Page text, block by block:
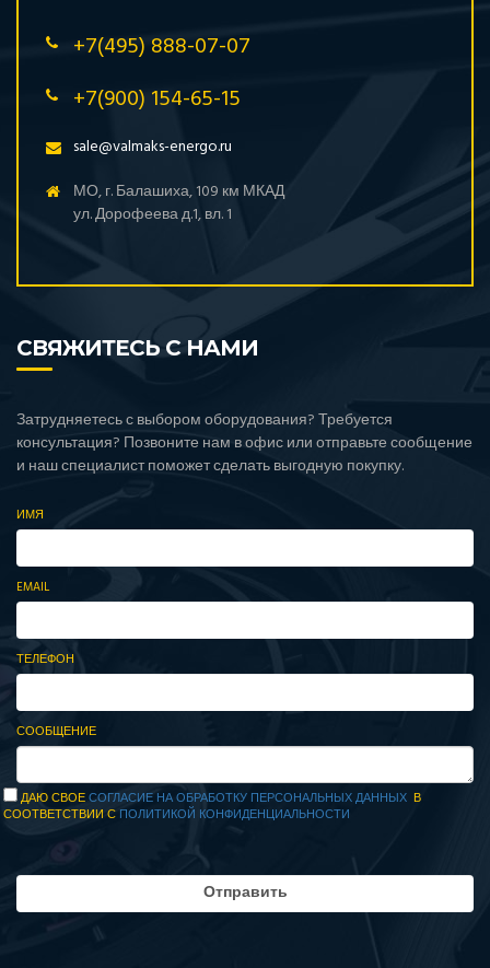
+7(495) 888-07-07
+7(900) 154-65-15
sale@valmaks-energo.ru
МО, г. Балашиха, 109 км МКАД
ул. Дорофеева д.1, вл. 1
СВЯЖИТЕСЬ С НАМИ
Затрудняетесь с выбором оборудования? Требуется
консультация? Позвоните нам в офис или отправьте сообщение
и наш специалист поможет сделать выгодную покупку.
ИМЯ
EMAIL
ТЕЛЕФОН
СООБЩЕНИЕ
ДАЮ СВОЕСОГЛАСИЕ НА ОБРАБОТКУ ПЕРСОНАЛЬНЫХ ДАННЫХ В
СООТВЕТСТВИИ С ПОЛИТИКОЙ КОНФИДЕНЦИАЛЬНОСТИ